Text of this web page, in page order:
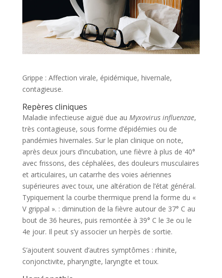
Grippe : Affection virale, épidémique, hivernale,
contagieuse.
Repères cliniques
Maladie infectieuse aiguë due au Myxovirus influenzae,
très contagieuse, sous forme d’épidémies ou de
pandémies hivernales. Sur le plan clinique on note,
après deux jours d’incubation, une fièvre à plus de 40°
avec frissons, des céphalées, des douleurs musculaires
et articulaires, un catarrhe des voies aériennes
supérieures avec toux, une altération de l’état général.
Typiquement la courbe thermique prend la forme du «
V grippal ». : diminution de la fièvre autour de 37° C au
bout de 36 heures, puis remontée à 39° C le 3e ou le
4e jour. Il peut s’y associer un herpès de sortie.
S’ajoutent souvent d’autres symptômes : rhinite,
conjonctivite, pharyngite, laryngite et toux.